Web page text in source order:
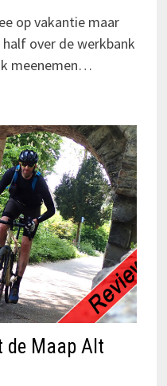
op vakantie maar
over de werkbank
meenemen…
de Maap Alt